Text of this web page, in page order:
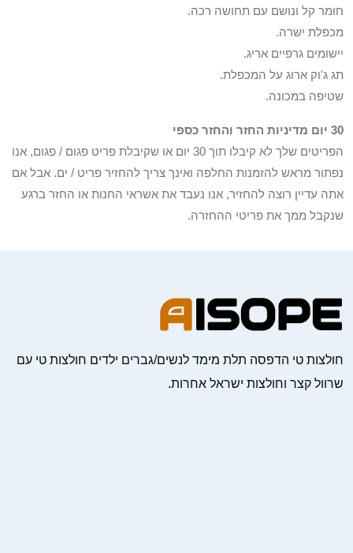
חומר קל ונושם עם תחושה רכה.
מכפלת ישרה.
יישומים גרפיים אריג.
תג ג'וק ארוג על המכפלת.
שטיפה במכונה.
30 יום מדיניות החזר והחזר כספי
הפריטים שלך לא קיבלו תוך 30 יום או שקיבלת פריט פגום / פגום, אנו
נפתור מראש להזמנות החלפה ואינך צריך להחזיר פריט / ים. אבל אם
אתה עדיין רוצה להחזיר, אנו נעבד את אשראי החנות או החזר ברגע
שנקבל ממך את פריטי ההחזרה.
חולצות טי הדפסה תלת מימד לנשים/גברים ילדים חולצות טי עם
שרוול קצר וחולצות ישראל אחרות.